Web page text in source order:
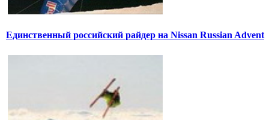
Единственный российский райдер на Nissan Russian Advent